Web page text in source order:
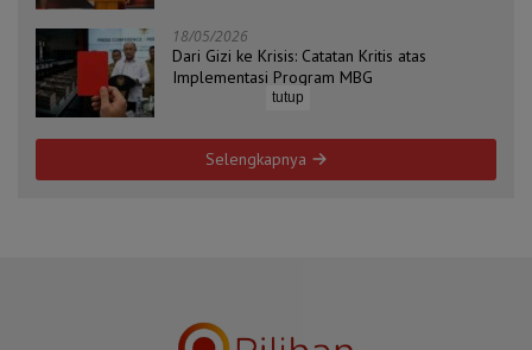
18/05/2026
Dari Gizi ke Krisis: Catatan Kritis atas
Implementasi Program MBG
Selengkapnya
tutup